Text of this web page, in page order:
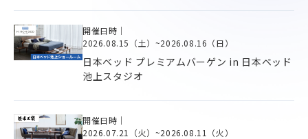
開催日時｜
2026.08.15（土） ~2026.08.16（日）
日本ベッド プレミアムバーゲン in 日本ベッド
池上スタジオ
開催日時｜
2026.07.21（火） ~2026.08.11（火）